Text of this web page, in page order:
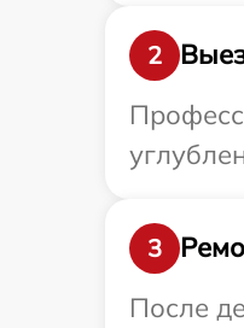
2
3
После